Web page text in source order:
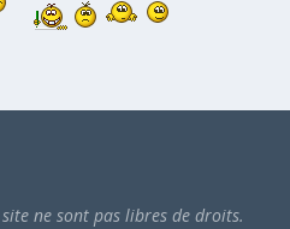
ne sont pas libres de droits.